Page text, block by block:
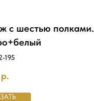
с шестью полками.
195
р.